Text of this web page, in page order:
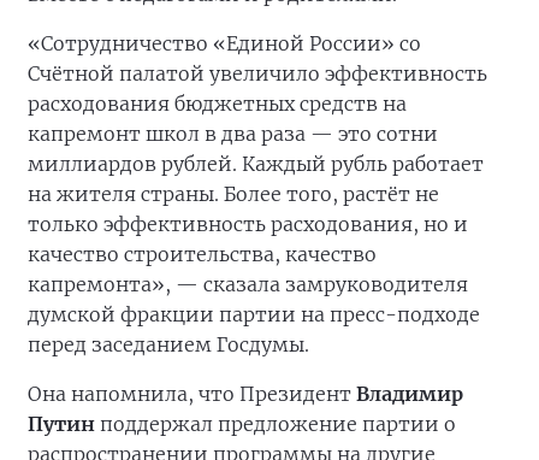
«Сотрудничество «Единой России» со
Счётной палатой увеличило эффективность
расходования бюджетных средств на
капремонт школ в два раза — это сотни
миллиардов рублей. Каждый рубль работает
на жителя страны. Более того, растёт не
только эффективность расходования, но и
качество строительства, качество
капремонта», — сказала замруководителя
думской фракции партии на пресс-подходе
перед заседанием Госдумы.
Она напомнила, что Президент Владимир
Путин поддержал предложение партии о
распространении программы на другие